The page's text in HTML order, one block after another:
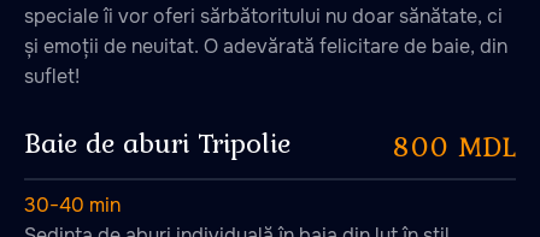
speciale îi vor oferi sărbătoritului nu doar sănătate, ci
și emoții de neuitat. O adevărată felicitare de baie, din
suflet!
Baie de aburi Tripolie 800 MDL
30−40 min
Aromaterapie